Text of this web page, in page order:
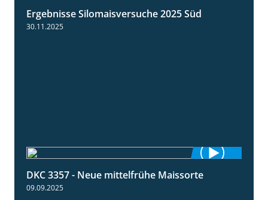
Ergebnisse Silomaisversuche 2025 Süd
30.11.2025
DKC 3357 - Neue mittelfrühe Maissorte
09.09.2025